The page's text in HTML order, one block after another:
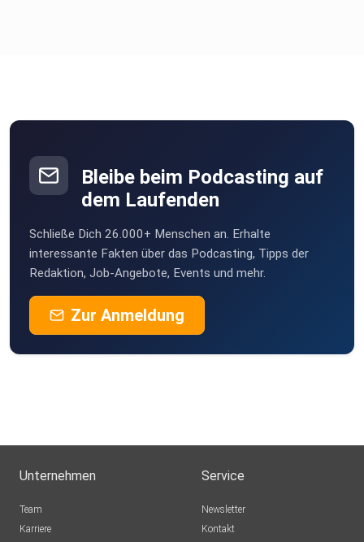
Bleibe beim Podcasting auf
dem Laufenden
Schließe Dich 26.000+ Menschen an. Erhalte
interessante Fakten über das Podcasting, Tipps der
Redaktion, Job-Angebote, Events und mehr.
Zur Anmeldung
Unternehmen
Team
Karriere
Service
Newsletter
Kontakt